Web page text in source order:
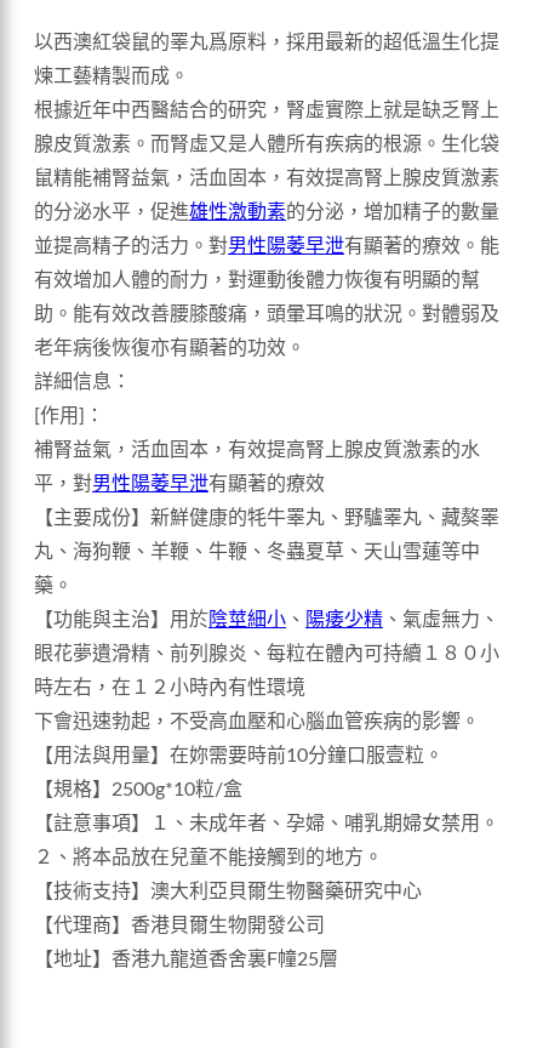
以西澳紅袋鼠的睪丸爲原料，採用最新的超低溫生化提
煉工藝精製而成。
根據近年中西醫結合的研究，腎虛實際上就是缺乏腎上
腺皮質激素。而腎虛又是人體所有疾病的根源。生化袋
鼠精能補腎益氣，活血固本，有效提高腎上腺皮質激素
的分泌水平，促進雄性激動素的分泌，增加精子的數量
並提高精子的活力。對男性陽萎早泄有顯著的療效。能
有效增加人體的耐力，對運動後體力恢復有明顯的幫
助。能有效改善腰膝酸痛，頭暈耳鳴的狀況。對體弱及
老年病後恢復亦有顯著的功效。
詳細信息：
[作用]：
補腎益氣，活血固本，有效提高腎上腺皮質激素的水
平，對男性陽萎早泄有顯著的療效
【主要成份】新鮮健康的牦牛睪丸、野驢睪丸、藏獒睪
丸、海狗鞭、羊鞭、牛鞭、冬蟲夏草、天山雪蓮等中
藥。
【功能與主治】用於陰莖細小 、 陽痿少精 、氣虛無力、
眼花夢遺滑精、前列腺炎、每粒在體內可持續１８０小
時左右，在１２小時內有性環境
下會迅速勃起，不受高血壓和心腦血管疾病的影響。
【用法與用量】在妳需要時前10分鐘口服壹粒。
【規格】2500g*10粒/盒
【註意事項】１、未成年者、孕婦、哺乳期婦女禁用。
２、將本品放在兒童不能接觸到的地方。
【技術支持】澳大利亞貝爾生物醫藥研究中心
【代理商】香港貝爾生物開發公司
【地址】香港九龍道香舍裏F幢25層